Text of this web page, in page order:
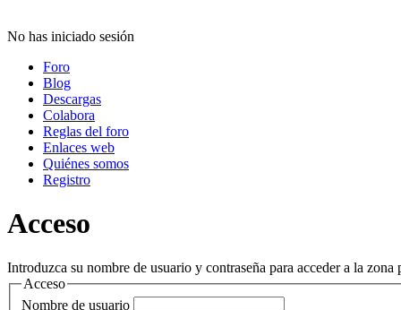
No has iniciado sesión
Foro
Blog
Descargas
Colabora
Reglas del foro
Enlaces web
Quiénes somos
Registro
Acceso
Introduzca su nombre de usuario y contraseña para acceder a la zona
Acceso
Nombre de usuario